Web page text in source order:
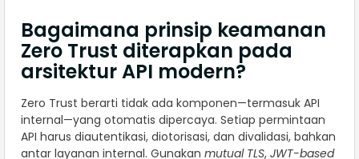
Bagaimana prinsip keamanan
Zero Trust diterapkan pada
arsitektur API modern?
Zero Trust berarti tidak ada komponen—termasuk API
internal—yang otomatis dipercaya. Setiap permintaan
API harus diautentikasi, diotorisasi, dan divalidasi, bahkan
antar layanan internal. Gunakan mutual TLS, JWT-based